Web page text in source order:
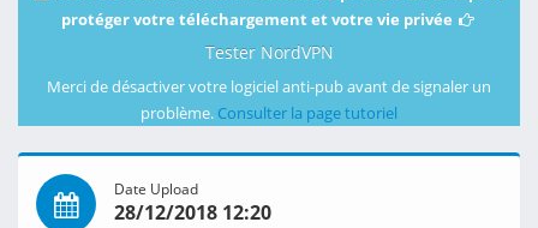
protéger votre téléchargement et votre vie privée
Tester NordVPN
Merci de désactiver votre logiciel anti-pub avant de signaler un
problème. Consulter la page tutoriel
Date Upload
28/12/2018 12:20